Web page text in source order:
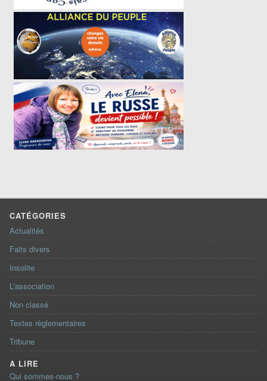
CATÉGORIES
Actualités
Faits divers
Insolite
L'association
Non classé
Textes règlementaires
Tribune
A LIRE
Qui sommes-nous ?